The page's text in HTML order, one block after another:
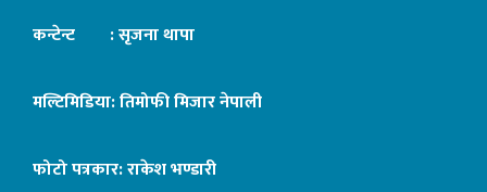
कन्टेन्ट : सृजना थापा
मल्टिमिडिया: तिमोफी मिजार नेपाली
फोटो पत्रकार: राकेश भण्डारी